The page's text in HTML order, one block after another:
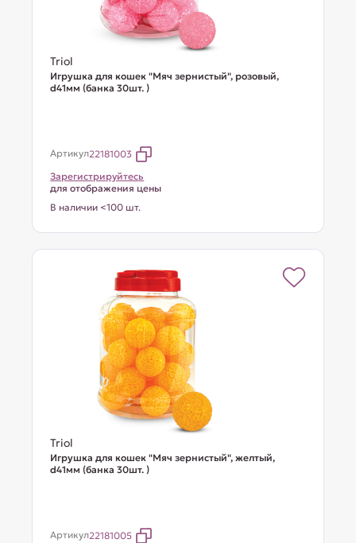
Triol
Игрушка для кошек "Мяч зернистый", розовый,
d41мм (банка 30шт. )
Артикул22181003
Зарегистрируйтесь
для отображения цены
В наличии <100 шт.
Triol
Игрушка для кошек "Мяч зернистый", желтый,
d41мм (банка 30шт. )
Артикул22181005